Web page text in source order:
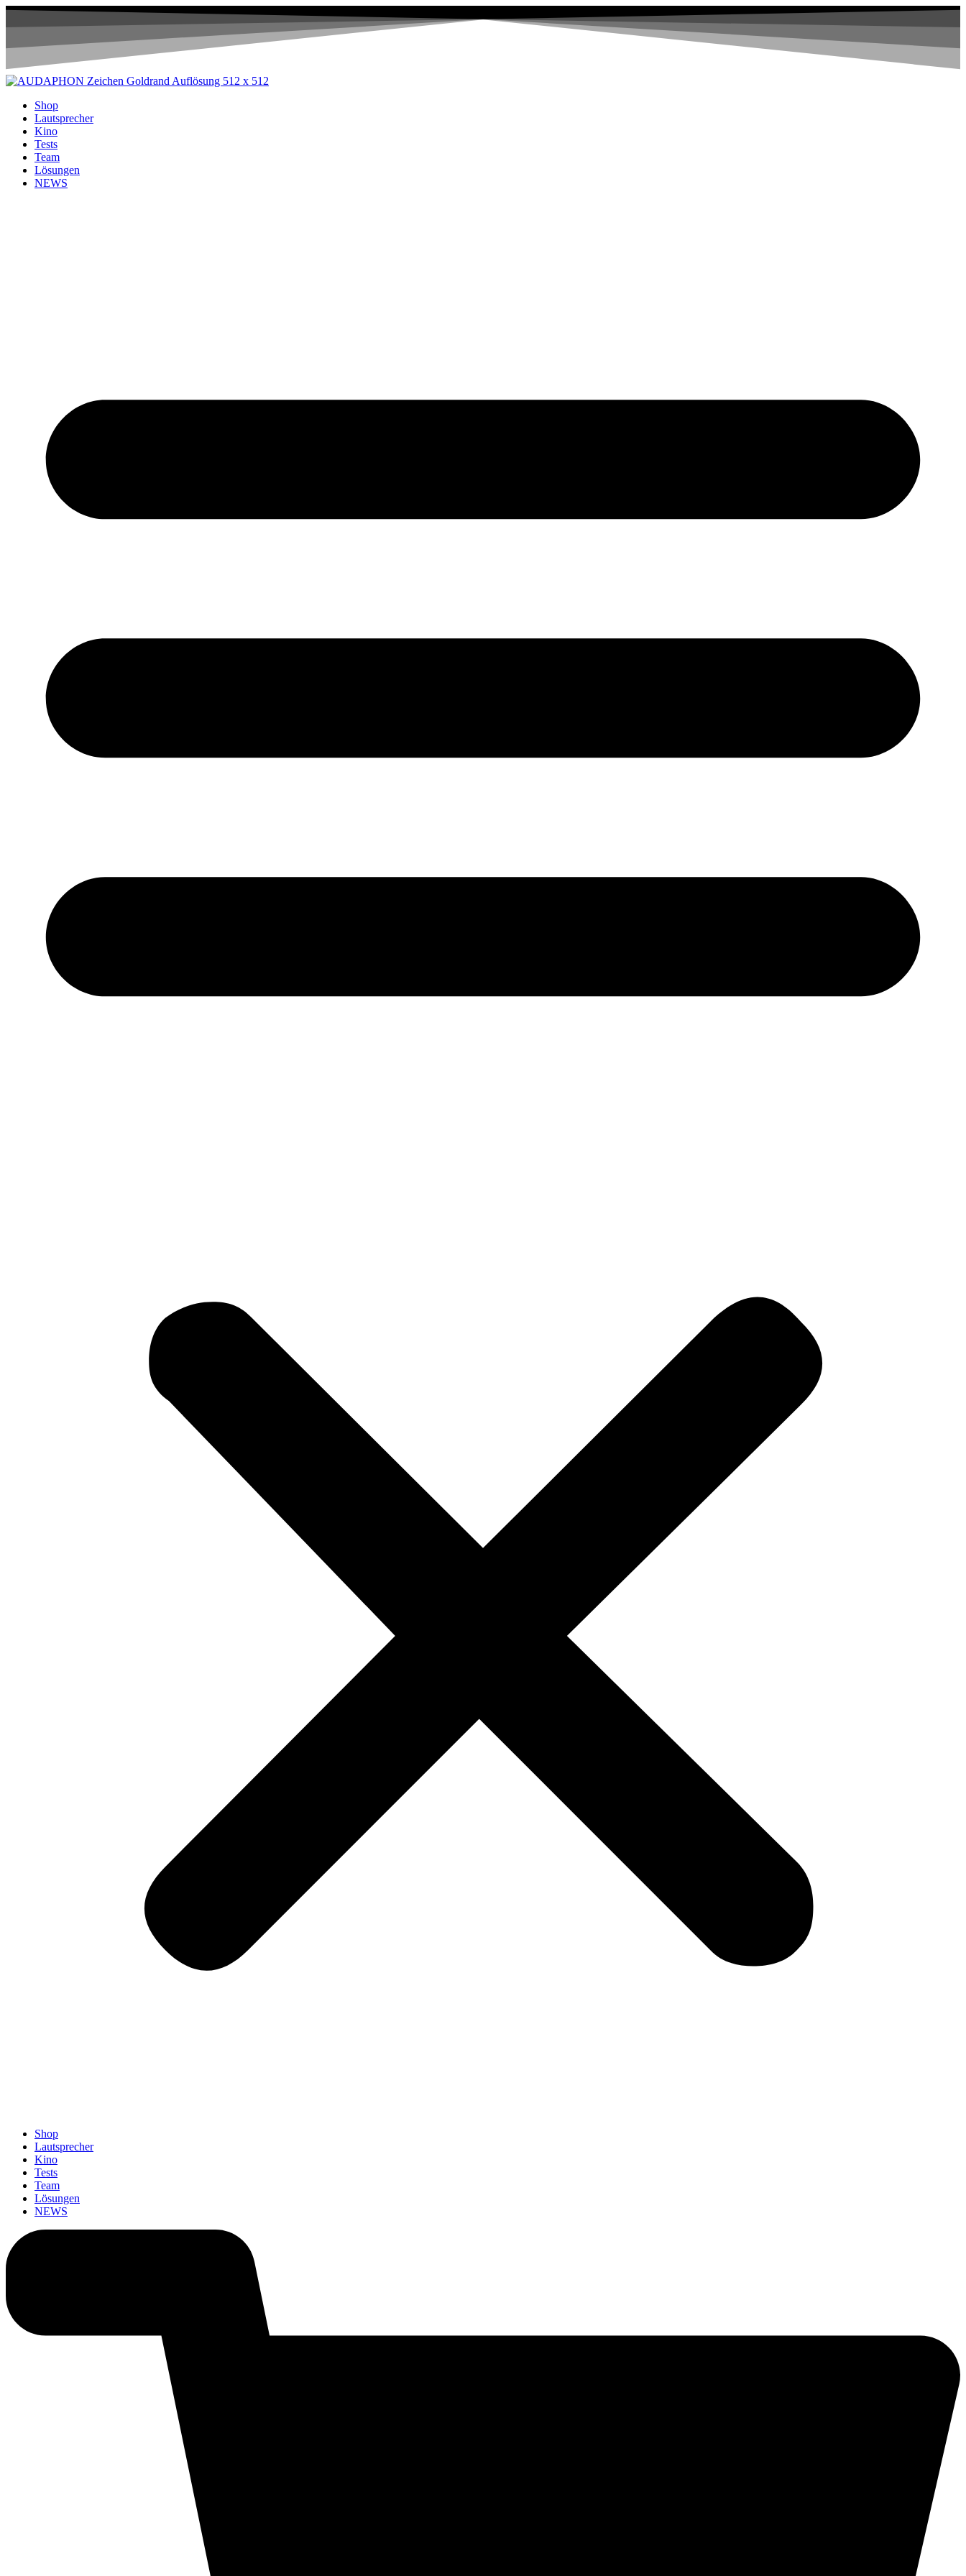
Shop
Lautsprecher
Kino
Tests
Team
Lösungen
NEWS
Shop
Lautsprecher
Kino
Tests
Team
Lösungen
NEWS